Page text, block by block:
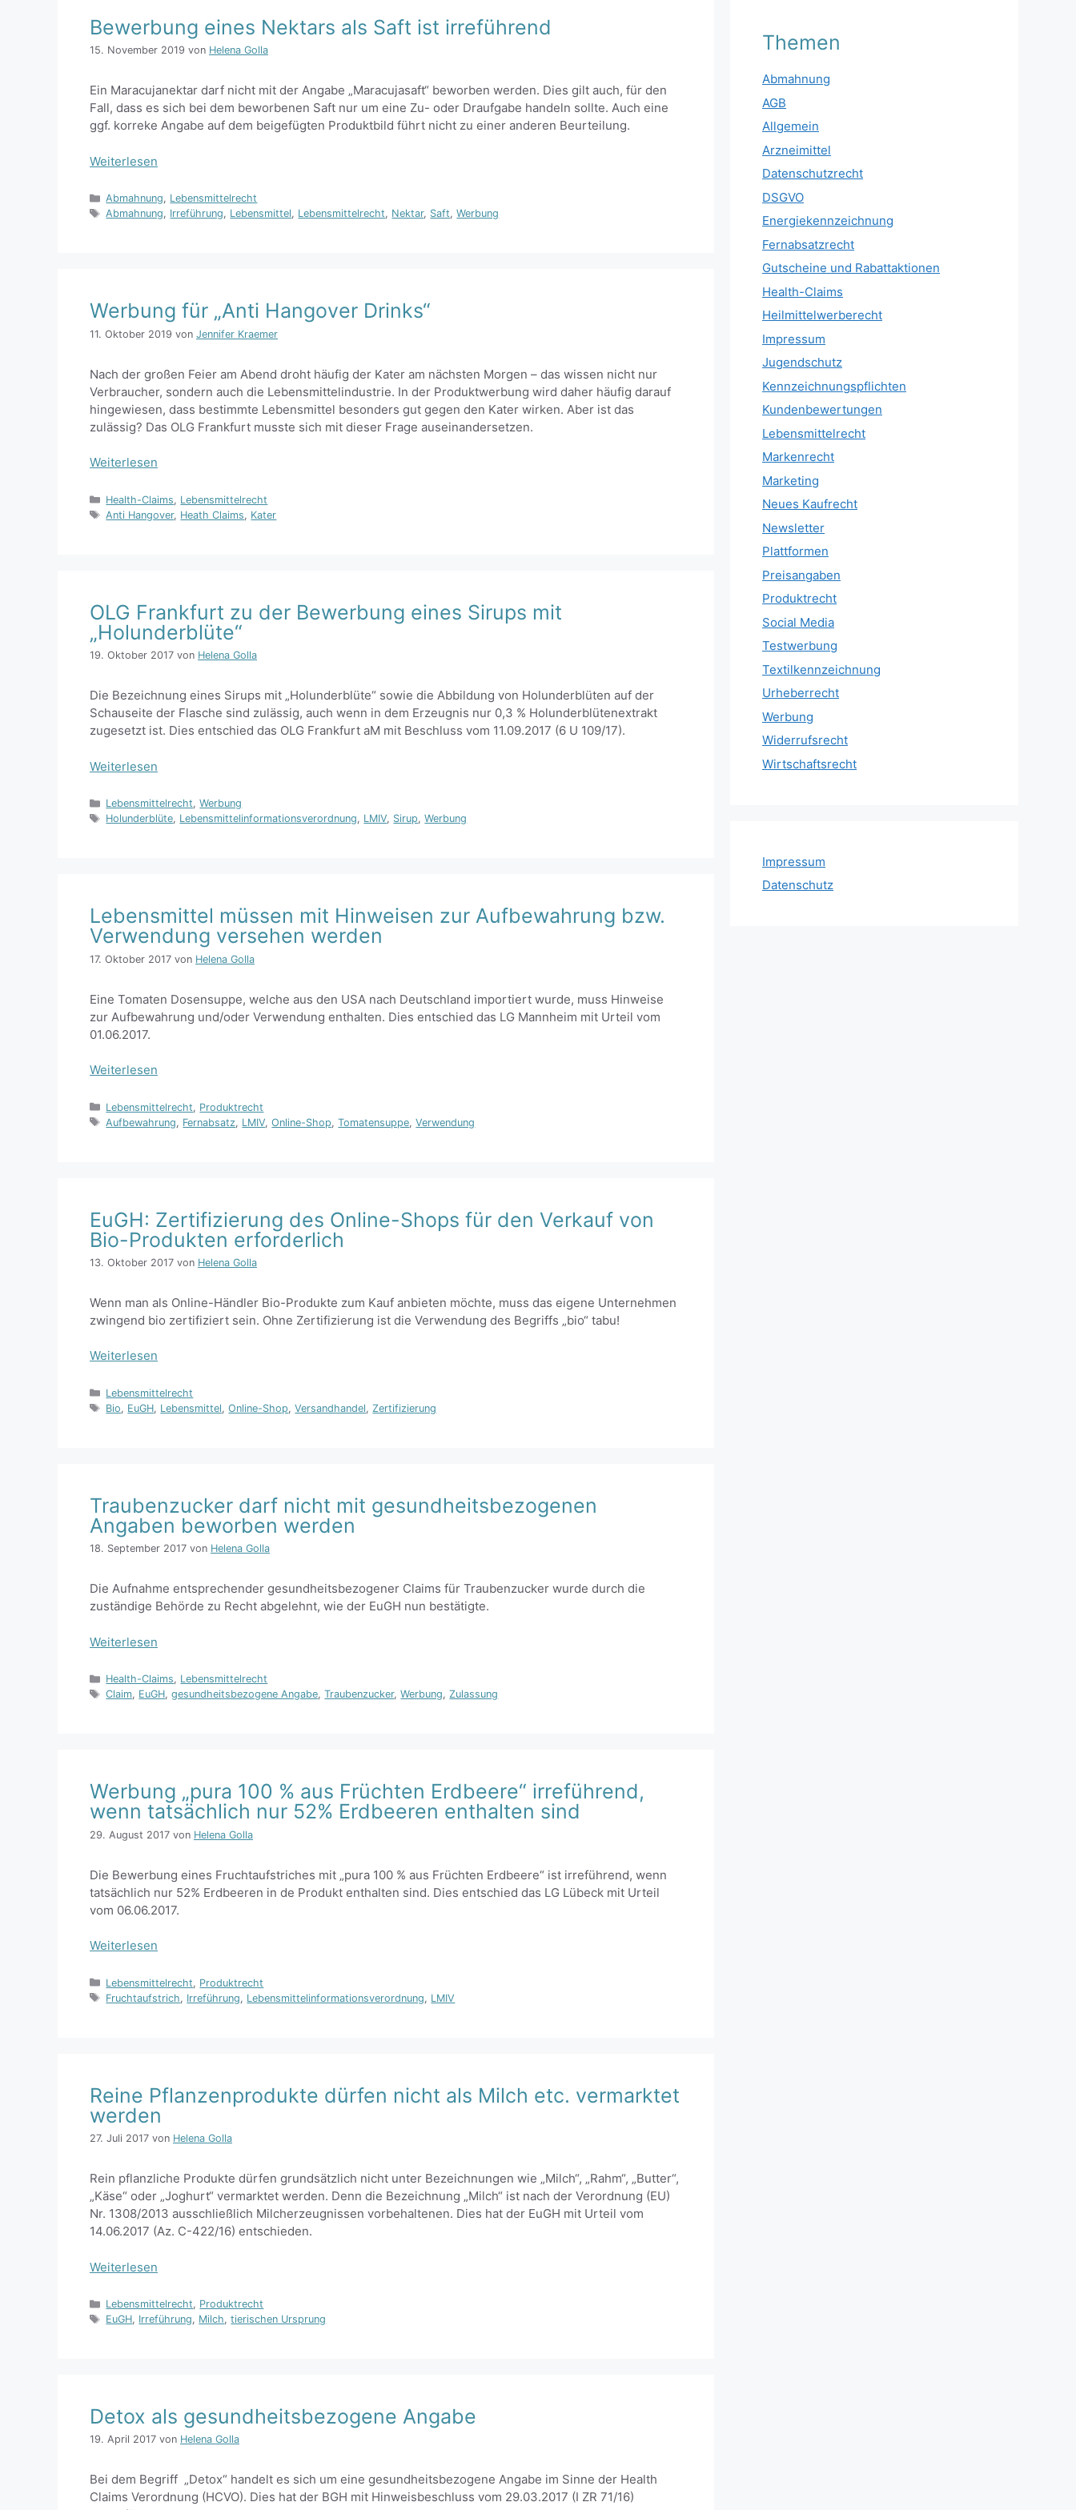
Bewerbung eines Nektars als Saft ist irreführend
15. November 2019 von Helena Golla
Ein Maracujanektar darf nicht mit der Angabe „Maracujasaft“ beworben werden. Dies gilt auch, für den
Fall, dass es sich bei dem beworbenen Saft nur um eine Zu- oder Draufgabe handeln sollte. Auch eine
ggf. korreke Angabe auf dem beigefügten Produktbild führt nicht zu einer anderen Beurteilung.
Weiterlesen
Kategorien
Abmahnung, Lebensmittelrecht
Schlagwörter
Abmahnung, Irreführung, Lebensmittel, Lebensmittelrecht, Nektar, Saft,Werbung
Werbung für „Anti Hangover Drinks“
11. Oktober 2019 von Jennifer Kraemer
Nach der großen Feier am Abend droht häufig der Kater am nächsten Morgen – das wissen nicht nur
Verbraucher, sondern auch die Lebensmittelindustrie. In der Produktwerbung wird daher häufig darauf
hingewiesen, dass bestimmte Lebensmittel besonders gut gegen den Kater wirken. Aber ist das
zulässig? Das OLG Frankfurt musste sich mit dieser Frage auseinandersetzen.
Weiterlesen
Kategorien
Health-Claims, Lebensmittelrecht
Schlagwörter
Anti Hangover, Heath Claims, Kater
OLG Frankfurt zu der Bewerbung eines Sirups mit
„Holunderblüte“
19. Oktober 2017 von Helena Golla
Die Bezeichnung eines Sirups mit „Holunderblüte“ sowie die Abbildung von Holunderblüten auf der
Schauseite der Flasche sind zulässig, auch wenn in dem Erzeugnis nur 0,3 % Holunderblütenextrakt
zugesetzt ist. Dies entschied das OLG Frankfurt aM mit Beschluss vom 11.09.2017 (6 U 109/17).
Weiterlesen
Kategorien
Lebensmittelrecht,Werbung
Schlagwörter
Holunderblüte, Lebensmittelinformationsverordnung, LMIV, Sirup,Werbung
Lebensmittel müssen mit Hinweisen zur Aufbewahrung bzw.
Verwendung versehen werden
17. Oktober 2017 von Helena Golla
Eine Tomaten Dosensuppe, welche aus den USA nach Deutschland importiert wurde, muss Hinweise
zur Aufbewahrung und/oder Verwendung enthalten. Dies entschied das LG Mannheim mit Urteil vom
01.06.2017.
Weiterlesen
Kategorien
Lebensmittelrecht, Produktrecht
Schlagwörter
Aufbewahrung, Fernabsatz, LMIV,Online-Shop,Tomatensuppe,Verwendung
EuGH: Zertifizierung des Online-Shops für den Verkauf von
Bio-Produkten erforderlich
13. Oktober 2017 von Helena Golla
Wenn man als Online-Händler Bio-Produkte zum Kauf anbieten möchte, muss das eigene Unternehmen
zwingend bio zertifiziert sein. Ohne Zertifizierung ist die Verwendung des Begriffs „bio“ tabu!
Weiterlesen
Kategorien
Lebensmittelrecht
Schlagwörter
Bio, EuGH, Lebensmittel,Online-Shop,Versandhandel,Zertifizierung
Traubenzucker darf nicht mit gesundheitsbezogenen
Angaben beworben werden
18. September 2017 von Helena Golla
Die Aufnahme entsprechender gesundheitsbezogener Claims für Traubenzucker wurde durch die
zuständige Behörde zu Recht abgelehnt, wie der EuGH nun bestätigte.
Weiterlesen
Kategorien
Health-Claims, Lebensmittelrecht
Schlagwörter
Claim, EuGH,gesundheitsbezogene Angabe,Traubenzucker,Werbung,Zulassung
Werbung „pura 100 % aus Früchten Erdbeere“ irreführend,
wenn tatsächlich nur 52% Erdbeeren enthalten sind
29. August 2017 von Helena Golla
Die Bewerbung eines Fruchtaufstriches mit „pura 100 % aus Früchten Erdbeere“ ist irreführend, wenn
tatsächlich nur 52% Erdbeeren in de Produkt enthalten sind. Dies entschied das LG Lübeck mit Urteil
vom 06.06.2017.
Weiterlesen
Kategorien
Lebensmittelrecht, Produktrecht
Schlagwörter
Fruchtaufstrich, Irreführung, Lebensmittelinformationsverordnung, LMIV
Reine Pflanzenprodukte dürfen nicht als Milch etc. vermarktet
werden
27. Juli 2017 von Helena Golla
Rein pflanzliche Produkte dürfen grundsätzlich nicht unter Bezeichnungen wie „Milch“, „Rahm“, „Butter“,
„Käse“ oder „Joghurt“ vermarktet werden. Denn die Bezeichnung „Milch“ ist nach der Verordnung (EU)
Nr. 1308/2013 ausschließlich Milcherzeugnissen vorbehaltenen. Dies hat der EuGH mit Urteil vom
14.06.2017 (Az. C-422/16) entschieden.
Weiterlesen
Kategorien
Lebensmittelrecht, Produktrecht
Schlagwörter
EuGH, Irreführung, Milch,tierischen Ursprung
Detox als gesundheitsbezogene Angabe
19. April 2017 von Helena Golla
Bei dem Begriff „Detox“ handelt es sich um eine gesundheitsbezogene Angabe im Sinne der Health
Claims Verordnung (HCVO). Dies hat der BGH mit Hinweisbeschluss vom 29.03.2017 (I ZR 71/16)
Themen
Abmahnung
AGB
Allgemein
Arzneimittel
Datenschutzrecht
DSGVO
Energiekennzeichnung
Fernabsatzrecht
Gutscheine und Rabattaktionen
Health-Claims
Heilmittelwerberecht
Impressum
Jugendschutz
Kennzeichnungspflichten
Kundenbewertungen
Lebensmittelrecht
Markenrecht
Marketing
Neues Kaufrecht
Newsletter
Plattformen
Preisangaben
Produktrecht
Social Media
Testwerbung
Textilkennzeichnung
Urheberrecht
Werbung
Widerrufsrecht
Wirtschaftsrecht
Impressum
Datenschutz